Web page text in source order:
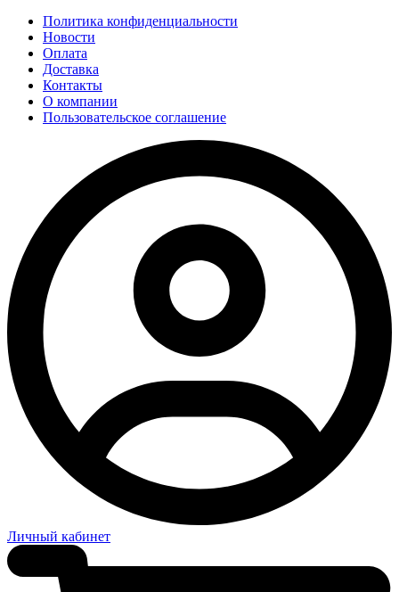
Политика конфиденциальности
Новости
Оплата
Доставка
Контакты
О компании
Пользовательское соглашение
Личный кабинет